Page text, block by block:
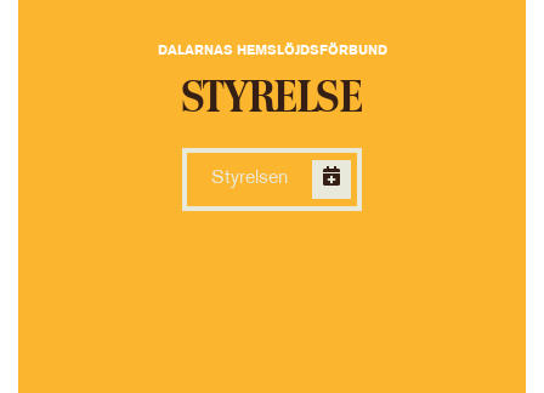
DALARNAS HEMSLÖJDSFÖRBUND
STYRELSE
Styrelsen